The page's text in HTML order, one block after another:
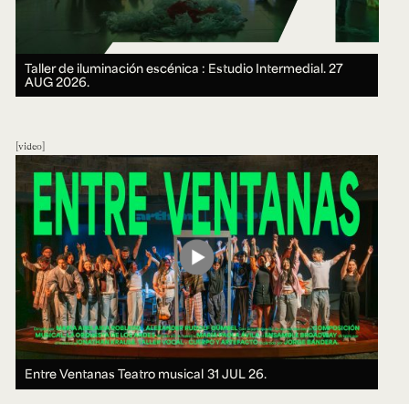
Taller de iluminación escénica : Estudio Intermedial.27
AUG 2026.
video
Entre Ventanas Teatro musical 31 JUL 26.